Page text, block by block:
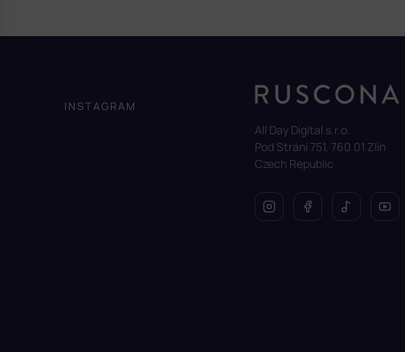
t
INSTAGRAM
All Day Digital s.r.o.
Pod Strání 751, 760 01 Zlín
Czech Republic